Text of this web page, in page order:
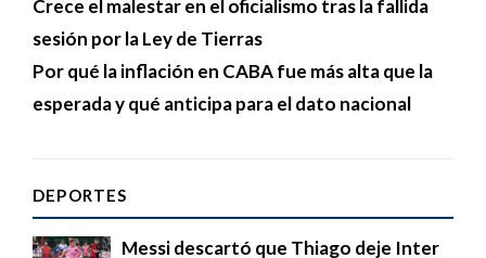
Crece el malestar en el oficialismo tras la fallida
sesión por la Ley de Tierras
Por qué la inflación en CABA fue más alta que la
esperada y qué anticipa para el dato nacional
DEPORTES
Messi descartó que Thiago deje Inter